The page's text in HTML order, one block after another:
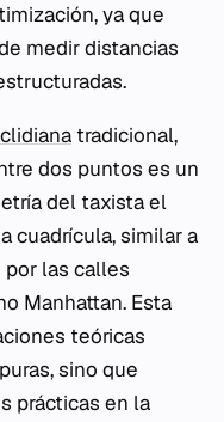
ya que
medir distancias
tradicional,
dos puntos es un
del taxista el
cuadrícula, similar a
las calles
Manhattan. Esta
teóricas
puras, sino que
prácticas en la